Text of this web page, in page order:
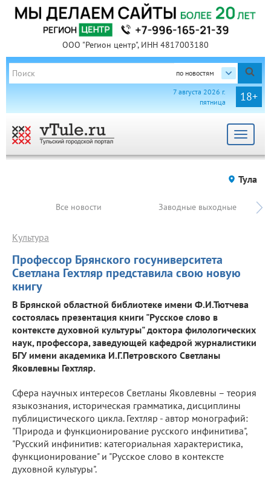
ООО "Регион центр", ИНН 4817003180
по новостям
18+
7 августа 2026 г.
пятница
Toggle
Тула
Все новости Заводные выходные
Профессор Брянского госуниверситета
Светлана Гехтляр представила свою новую
книгу
Культура
В Брянской областной библиотеке имени Ф.И.Тютчева
состоялась презентация книги "Русское слово в
контексте духовной культуры" доктора филологических
наук, профессора, заведующей кафедрой журналистики
БГУ имени академика И.Г.Петровского Светланы
Яковлевны Гехтляр.
Сфера научных интересов Светланы Яковлевны – теория
языкознания, историческая грамматика, дисциплины
публицистического цикла. Гехтляр - автор монографий:
"Природа и функционирование русского инфинитива",
"Русский инфинитив: категориальная характеристика,
функционирование" и "Русское слово в контексте
духовной культуры".